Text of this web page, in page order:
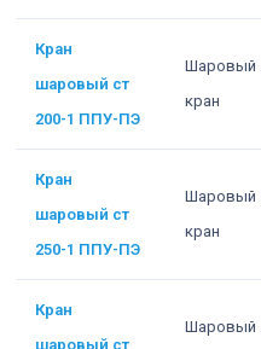
Кран
шаровый ст
200-1 ППУ-ПЭ
Шаровый
кран
Кран
шаровый ст
250-1 ППУ-ПЭ
Шаровый
кран
Кран
шаровый ст
Шаровый